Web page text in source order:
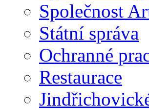
Společnost
Státní správa
Ochranné
Restaurace